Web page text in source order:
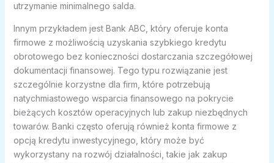
utrzymanie minimalnego salda.
Innym przykładem jest Bank ABC, który oferuje konta
firmowe z możliwością uzyskania szybkiego kredytu
obrotowego bez konieczności dostarczania szczegółowej
dokumentacji finansowej. Tego typu rozwiązanie jest
szczególnie korzystne dla firm, które potrzebują
natychmiastowego wsparcia finansowego na pokrycie
bieżących kosztów operacyjnych lub zakup niezbędnych
towarów. Banki często oferują również konta firmowe z
opcją kredytu inwestycyjnego, który może być
wykorzystany na rozwój działalności, takie jak zakup